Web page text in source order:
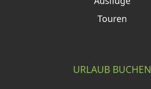
Touren
URLAUB BUCHEN